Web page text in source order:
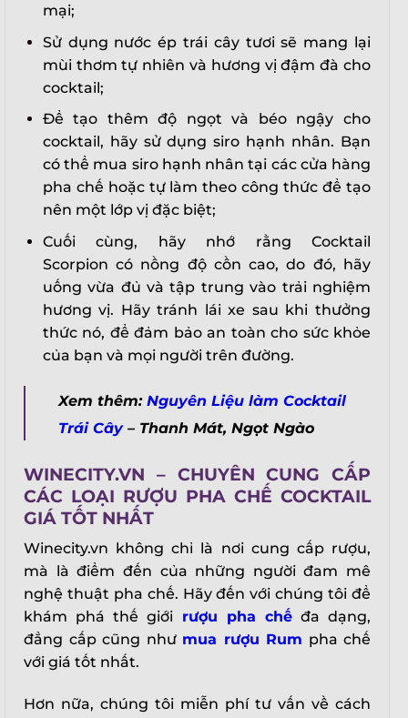
mại;
Sử dụng nước ép trái cây tươi sẽ mang lại
mùi thơm tự nhiên và hương vị đậm đà cho
cocktail;
Để tạo thêm độ ngọt và béo ngậy cho
cocktail, hãy sử dụng siro hạnh nhân. Bạn
có thể mua siro hạnh nhân tại các cửa hàng
pha chế hoặc tự làm theo công thức để tạo
nên một lớp vị đặc biệt;
Cuối cùng, hãy nhớ rằng Cocktail
Scorpion có nồng độ cồn cao, do đó, hãy
uống vừa đủ và tập trung vào trải nghiệm
hương vị. Hãy tránh lái xe sau khi thưởng
thức nó, để đảm bảo an toàn cho sức khỏe
của bạn và mọi người trên đường.
Xem thêm: Nguyên Liệu làm Cocktail
Trái Cây– Thanh Mát, Ngọt Ngào
WINECITY.VN – CHUYÊN CUNG CẤP
CÁC LOẠI RƯỢU PHA CHẾ COCKTAIL
GIÁ TỐT NHẤT
Winecity.vn không chỉ là nơi cung cấp rượu,
mà là điểm đến của những người đam mê
nghệ thuật pha chế. Hãy đến với chúng tôi để
khám phá thế giới rượu pha chếđa dạng,
đẳng cấp cũng như mua rượu Rum pha chế
với giá tốt nhất.
Hơn nữa, chúng tôi miễn phí tư vấn về cách